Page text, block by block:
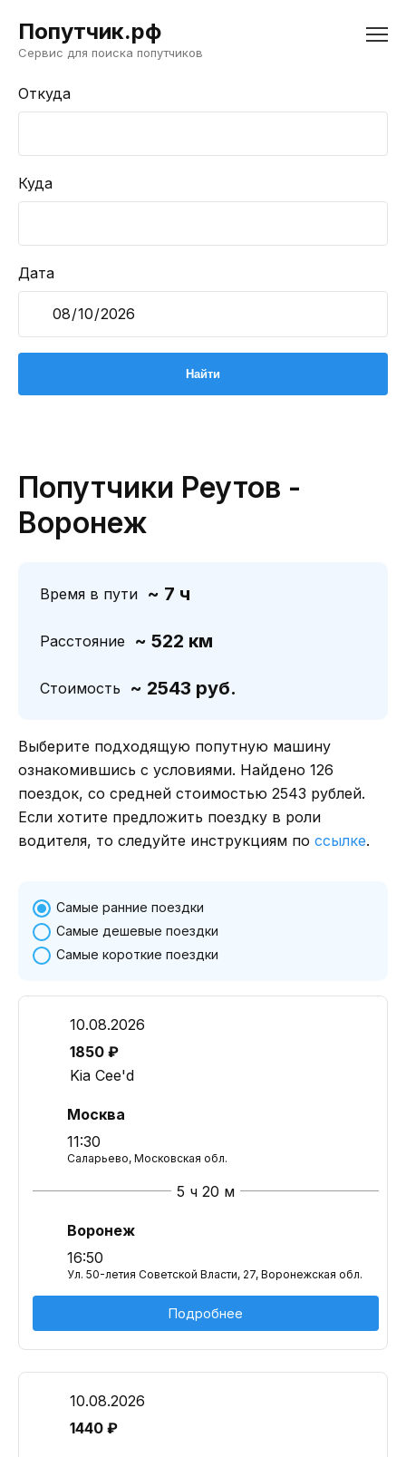
Попутчик.рф
Сервис для поиска попутчиков
Откуда
Куда
Дата
Попутчики Реутов -
Воронеж
Время в пути ~ 7 ч
Расстояние ~ 522 км
Стоимость ~ 2543 руб.
Выберите подходящую попутную машину
ознакомившись с условиями. Найдено 126
поездок, со средней стоимостью 2543 рублей.
Если хотите предложить поездку в роли
водителя, то следуйте инструкциям по ссылке.
Самые ранние поездки
Самые дешевые поездки
Самые короткие поездки
10.08.2026
1850 ₽
Kia Cee'd
Москва
11:30
Саларьево, Московская обл.
5 ч 20 м
Воронеж
16:50
Ул. 50-летия Советской Власти, 27, Воронежская обл.
Подробнее
10.08.2026
1440 ₽